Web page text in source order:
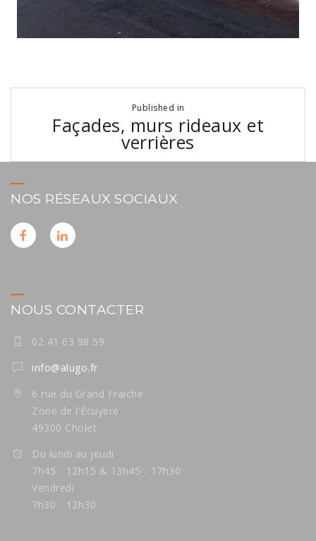
Published in
Façades, murs rideaux et
verrières
NOS RÉSEAUX SOCIAUX
NOUS CONTACTER
02 41 63 98 59
info@alugo.fr
6 rue du Grand Fraiche
Zone de l'Écuyère
49300 Cholet
Du lundi au jeudi
7h45 - 12h15 & 13h45 - 17h30
Vendredi
7h30 - 12h30